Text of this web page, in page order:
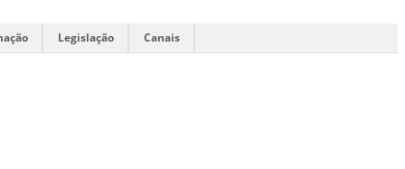
Legislação Canais